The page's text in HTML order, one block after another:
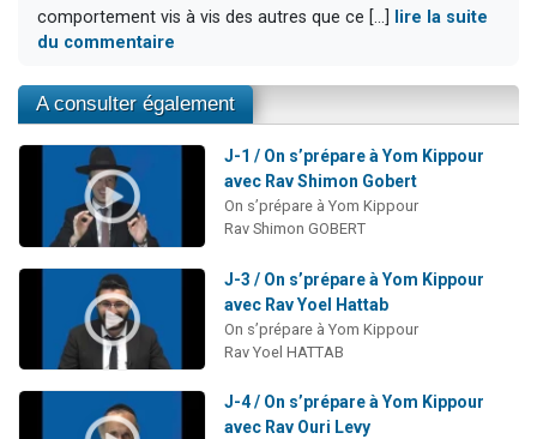
comportement vis à vis des autres que ce [...]
lire la suite
du commentaire
A consulter également
J-1 / On s’prépare à Yom Kippour
avec Rav Shimon Gobert
On s’prépare à Yom Kippour
Rav Shimon GOBERT
J-3 / On s’prépare à Yom Kippour
avec Rav Yoel Hattab
On s’prépare à Yom Kippour
Rav Yoel HATTAB
J-4 / On s’prépare à Yom Kippour
avec Rav Ouri Levy